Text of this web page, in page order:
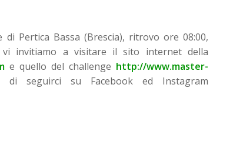
Pertica Bassa (Brescia), ritrovo ore 08:00,
invitiamo a visitare il sito internet della
e quello del challenge http://www.master-
di seguirci su Facebook ed Instagram